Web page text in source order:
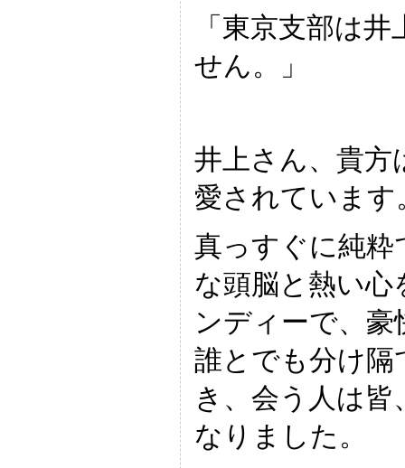
「東京支部は
せん。」
井上さん、貴方
愛されています
真っすぐに純粋
な頭脳と熱い心
ンディーで、
誰とでも分け隔
き、会う人は
なりました。